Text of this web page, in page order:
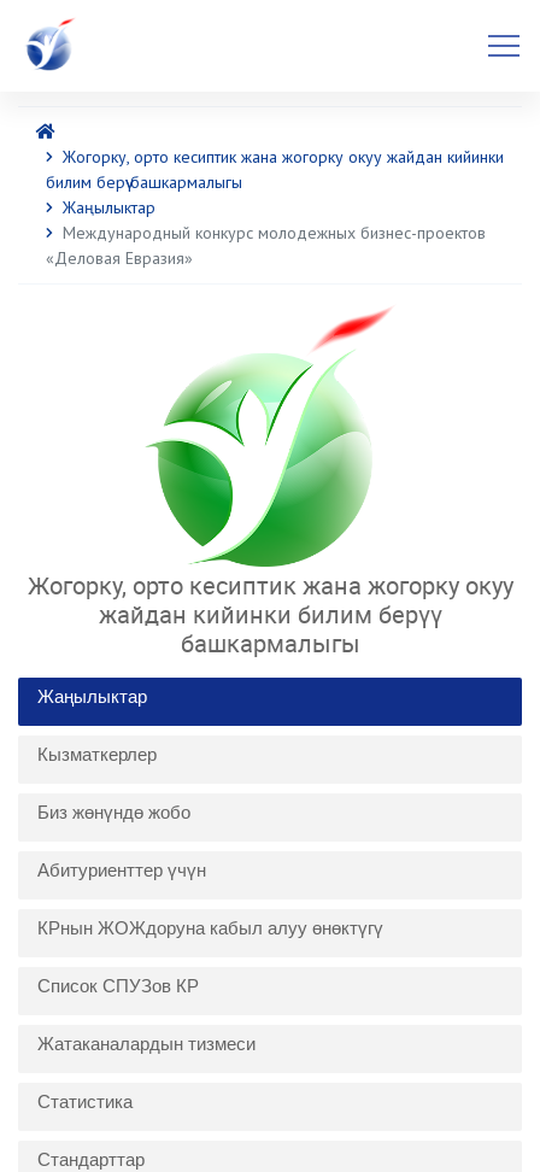
Жогорку, орто кесиптик жана жогорку окуу жайдан кийинки
билим берүү башкармалыгы
Жаңылыктар
Международный конкурс молодежных бизнес-проектов
«Деловая Евразия»
Жогорку, орто кесиптик жана жогорку окуу
жайдан кийинки билим берүү
башкармалыгы
Жаңылыктар
Кызматкерлер
Биз жөнүндө жобо
Абитуриенттер үчүн
КРнын ЖОЖдоруна кабыл алуу өнөктүгү
Список СПУЗов КР
Жатаканалардын тизмеси
Статистика
Стандарттар